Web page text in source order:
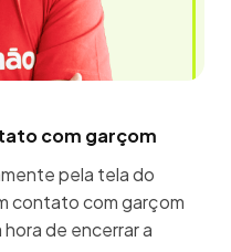
com garçom
pela tela do
contato com garçom
hora de encerrar a